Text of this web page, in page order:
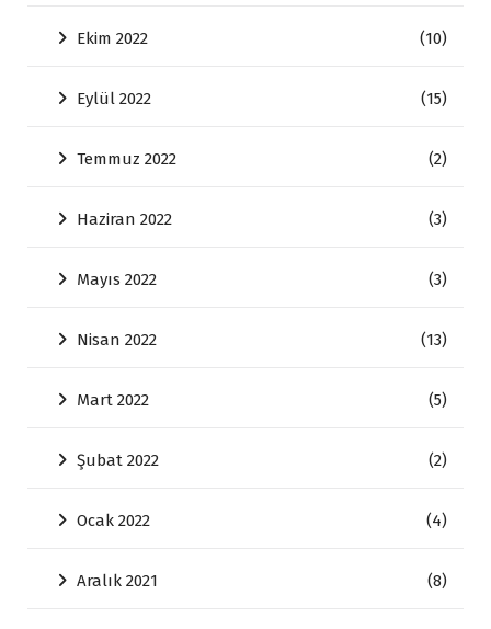
Ekim 2022 (10)
Eylül 2022 (15)
Temmuz 2022 (2)
Haziran 2022 (3)
Mayıs 2022 (3)
Nisan 2022 (13)
Mart 2022 (5)
Şubat 2022 (2)
Ocak 2022 (4)
Aralık 2021 (8)